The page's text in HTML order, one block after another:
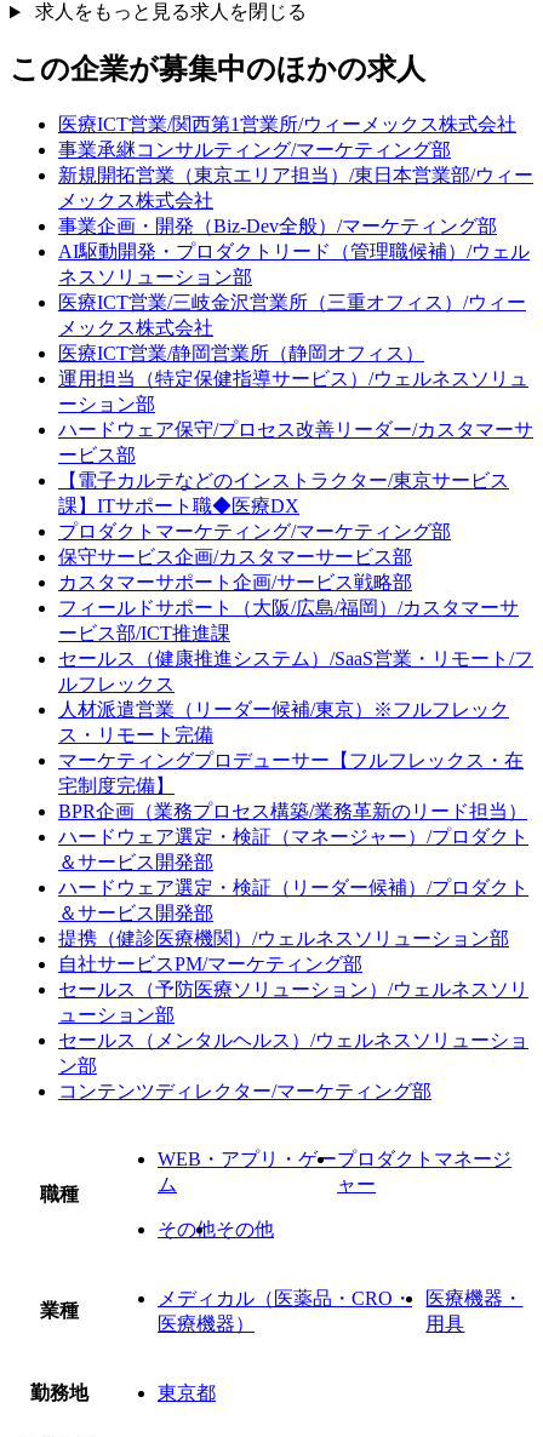
求人をもっと見る求人を閉じる
この企業が募集中のほかの求人
医療ICT営業/関西第1営業所/ウィーメックス株式会社
事業承継コンサルティング/マーケティング部
新規開拓営業（東京エリア担当）/東日本営業部/ウィー
メックス株式会社
事業企画・開発（Biz-Dev全般）/マーケティング部
AI駆動開発・プロダクトリード（管理職候補）/ウェル
ネスソリューション部
医療ICT営業/三岐金沢営業所（三重オフィス）/ウィー
メックス株式会社
医療ICT営業/静岡営業所（静岡オフィス）
運用担当（特定保健指導サービス）/ウェルネスソリュ
ーション部
ハードウェア保守/プロセス改善リーダー/カスタマーサ
ービス部
【電子カルテなどのインストラクター/東京サービス
課】ITサポート職◆医療DX
プロダクトマーケティング/マーケティング部
保守サービス企画/カスタマーサービス部
カスタマーサポート企画/サービス戦略部
フィールドサポート（大阪/広島/福岡）/カスタマーサ
ービス部/ICT推進課
セールス（健康推進システム）/SaaS営業・リモート/フ
ルフレックス
人材派遣営業（リーダー候補/東京）※フルフレック
ス・リモート完備
マーケティングプロデューサー【フルフレックス・在
宅制度完備】
BPR企画（業務プロセス構築/業務革新のリード担当）
ハードウェア選定・検証（マネージャー）/プロダクト
＆サービス開発部
ハードウェア選定・検証（リーダー候補）/プロダクト
＆サービス開発部
提携（健診医療機関）/ウェルネスソリューション部
自社サービスPM/マーケティング部
セールス（予防医療ソリューション）/ウェルネスソリ
ューション部
セールス（メンタルヘルス）/ウェルネスソリューショ
ン部
コンテンツディレクター/マーケティング部
職種
WEB・アプリ・ゲー
ム
プロダクトマネージ
ャー
その他その他
業種
メディカル（医薬品・CRO・
医療機器）
医療機器・
用具
勤務地 東京都